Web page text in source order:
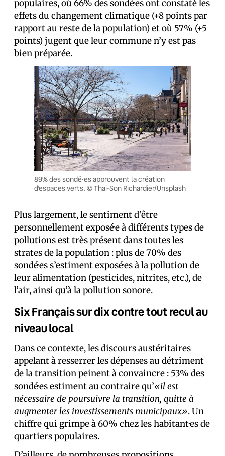
populaires, où 66% des sondé·es ont constaté les
effets du changement climatique (+8 points par
rapport au reste de la population) et où 57% (+5
points) jugent que leur commune n’y est pas
bien préparée.
89% des sondé·es approuvent la création
d’espaces verts. © Thai-Son Richardier/Unsplash
Plus largement, le sentiment d’être
personnellement exposé·e à différents types de
pollutions est très présent dans toutes les
strates de la population : plus de 70% des
sondé·es s’estiment exposé·es à la pollution de
leur alimentation (pesticides, nitrites, etc.), de
l’air, ainsi qu’à la pollution sonore.
Six Français sur dix contre tout recul au
niveau local
Dans ce contexte, les discours austéritaires
appelant à resserrer les dépenses au détriment
de la transition peinent à convaincre : 53% des
sondé·es estiment au contraire qu’«il est
nécessaire de poursuivre la transition, quitte à
augmenter les investissements municipaux». Un
chiffre qui grimpe à 60% chez les habitant·es de
quartiers populaires.